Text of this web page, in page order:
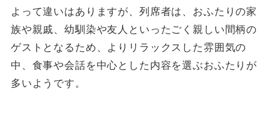
よって違いはありますが、列席者は、おふたりの家
族や親戚、幼馴染や友人といったごく親しい間柄の
ゲストとなるため、よりリラックスした雰囲気の
中、食事や会話を中心とした内容を選ぶおふたりが
多いようです。